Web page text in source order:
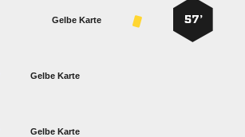
57’
Gelbe Karte
Gelbe Karte
Gelbe Karte